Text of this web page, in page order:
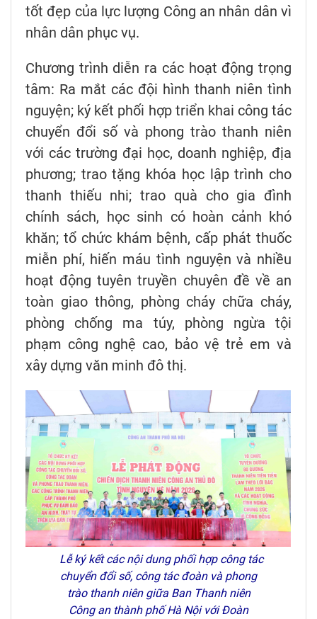
tốt đẹp của lực lượng Công an nhân dân vì
nhân dân phục vụ.
Chương trình diễn ra các hoạt động trọng
tâm: Ra mắt các đội hình thanh niên tình
nguyện; ký kết phối hợp triển khai công tác
chuyển đổi số và phong trào thanh niên
với các trường đại học, doanh nghiệp, địa
phương; trao tặng khóa học lập trình cho
thanh thiếu nhi; trao quà cho gia đình
chính sách, học sinh có hoàn cảnh khó
khăn; tổ chức khám bệnh, cấp phát thuốc
miễn phí, hiến máu tình nguyện và nhiều
hoạt động tuyên truyền chuyên đề về an
toàn giao thông, phòng cháy chữa cháy,
phòng chống ma túy, phòng ngừa tội
phạm công nghệ cao, bảo vệ trẻ em và
xây dựng văn minh đô thị.
Lễ ký kết các nội dung phối hợp công tác
chuyển đổi số, công tác đoàn và phong
trào thanh niên giữa Ban Thanh niên
Công an thành phố Hà Nội với Đoàn